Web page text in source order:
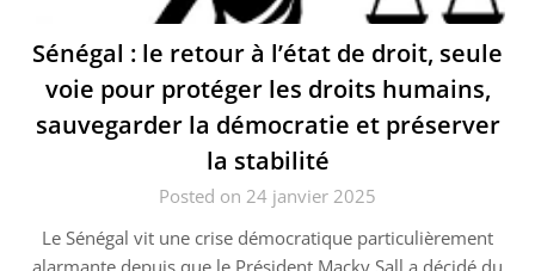
Sénégal : le retour à l’état de droit, seule
voie pour protéger les droits humains,
sauvegarder la démocratie et préserver
la stabilité
Posted on 24 janvier 2025
Le Sénégal vit une crise démocratique particulièrement